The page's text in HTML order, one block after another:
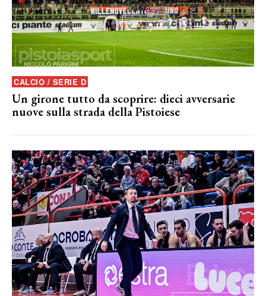
CALCIO / SERIE D
Un girone tutto da scoprire: dieci avversarie
nuove sulla strada della Pistoiese